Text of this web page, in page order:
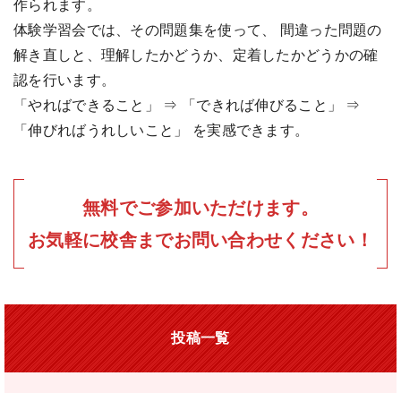
作られます。
体験学習会では、その問題集を使って、 間違った問題の
解き直しと、理解したかどうか、定着したかどうかの確
認を行います。
「やればできること」 ⇒ 「できれば伸びること」 ⇒
「伸びればうれしいこと」 を実感できます。
無料でご参加いただけます。
お気軽に校舎までお問い合わせください ！
投稿一覧